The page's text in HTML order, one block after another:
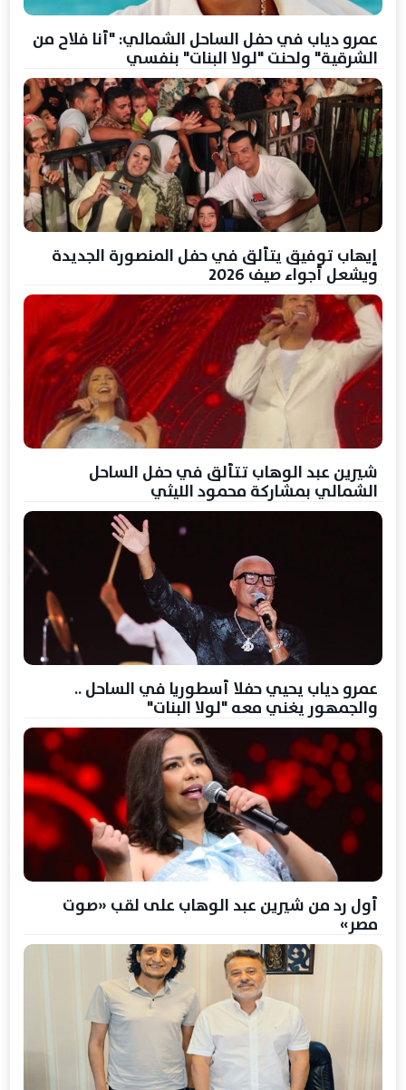
عمرو دياب في حفل الساحل الشمالي: "أنا فلاح من
الشرقية" ولحنت "لولا البنات" بنفسي
إيهاب توفيق يتألق في حفل المنصورة الجديدة
ويشعل أجواء صيف 2026
شيرين عبد الوهاب تتألق في حفل الساحل
الشمالي بمشاركة محمود الليثي
عمرو دياب يحيي حفلا أسطوريا في الساحل ..
والجمهور يغني معه "لولا البنات"
أول رد من شيرين عبد الوهاب على لقب «صوت
مصر»